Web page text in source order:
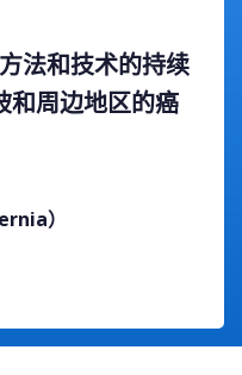
法和技术的持续
和周边地区的癌
）